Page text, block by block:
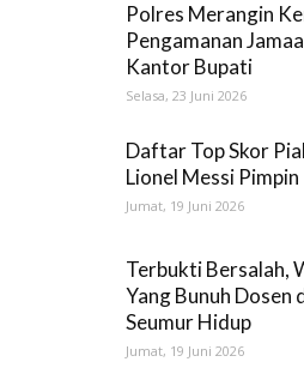
Polres Merangin
Pengamanan
Kantor Bupati
Selasa, 23 Juni 2026
Daftar Top Skor
Lionel Messi
Jumat, 19 Juni 2026
Terbukti Bersalah,
Yang Bunuh Dosen
Seumur Hidup
Jumat, 19 Juni 2026